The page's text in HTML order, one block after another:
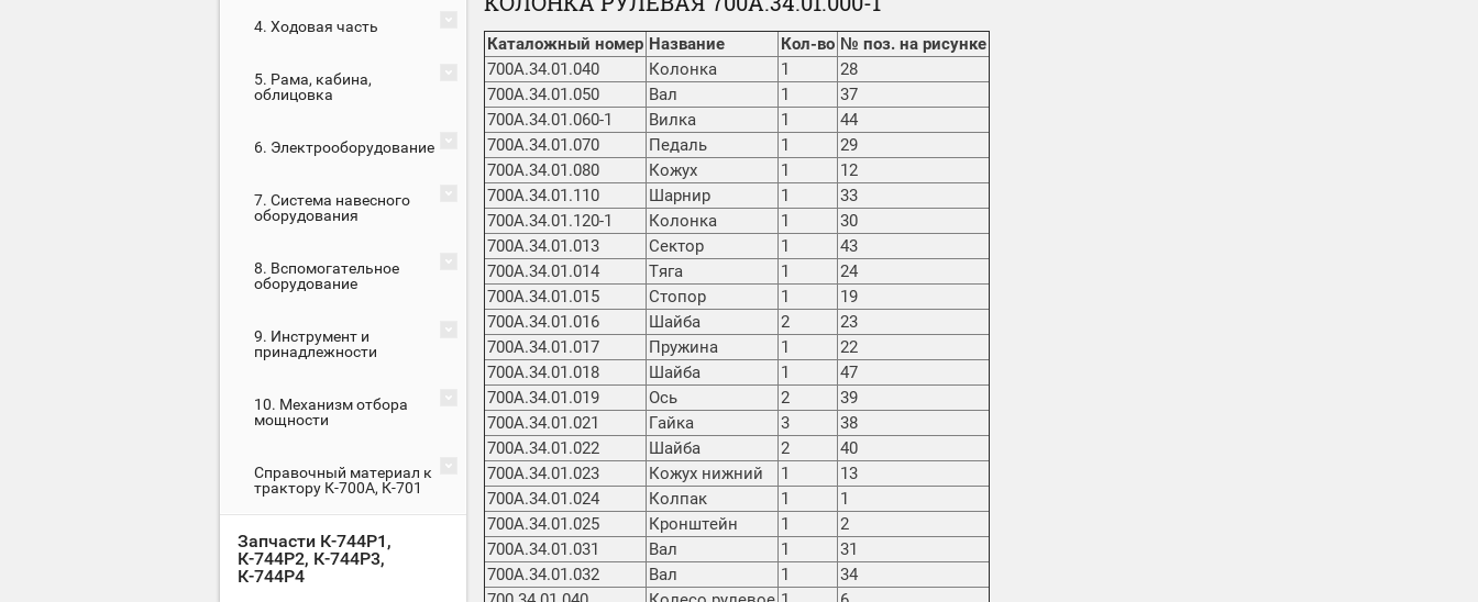
4. Ходовая часть
5. Рама, кабина,
облицовка
6. Электрооборудование
7. Система навесного
оборудования
8. Вспомогательное
оборудование
9. Инструмент и
принадлежности
10. Механизм отбора
мощности
Справочный материал к
трактору К-700А, К-701
Запчасти К-744Р1,
К-744Р2, К-744Р3,
К-744Р4
Каталожный номер Название Кол-во № поз. на рисунке
700А.34.01.040
Колонка 1
28
700А.34.01.050
Вал 1
37
700А.34.01.060-1
Вилка 1
44
700А.34.01.070
Педаль 1
29
700А.34.01.080
Кожух 1
12
700А.34.01.110
Шарнир 1
33
700А.34.01.120-1
Колонка 1
30
700А.34.01.013
Сектор 1
43
700А.34.01.014
Тяга 1
24
700А.34.01.015
Стопор 1
19
700А.34.01.016
Шайба 2
23
700А.34.01.017
Пружина 1
22
700А.34.01.018
Шайба 1
47
700А.34.01.019
Ось 2
39
700А.34.01.021
Гайка 3
38
700А.34.01.022
Шайба 2
40
700А.34.01.023
Кожух нижний 1
13
700А.34.01.024
Колпак 1
1
700А.34.01.025
Кронштейн 1
2
700А.34.01.031
Вал 1
31
700А.34.01.032
Вал 1
34